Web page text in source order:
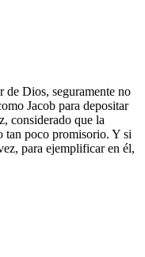
de Dios, seguramente no
Jacob para depositar
considerado que la
tan poco promisorio. Y si
para ejemplificar en él,